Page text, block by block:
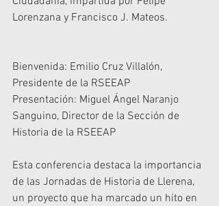
Lorenzana y Francisco J. Mateos.
Bienvenida: Emilio Cruz Villalón,
Presidente de la RSEEAP
Presentación: Miguel Ángel Naranjo
Sanguino, Director de la Sección de
Historia de la RSEEAP
Esta conferencia destaca la importancia
de las Jornadas de Historia de Llerena,
un proyecto que ha marcado un hito en